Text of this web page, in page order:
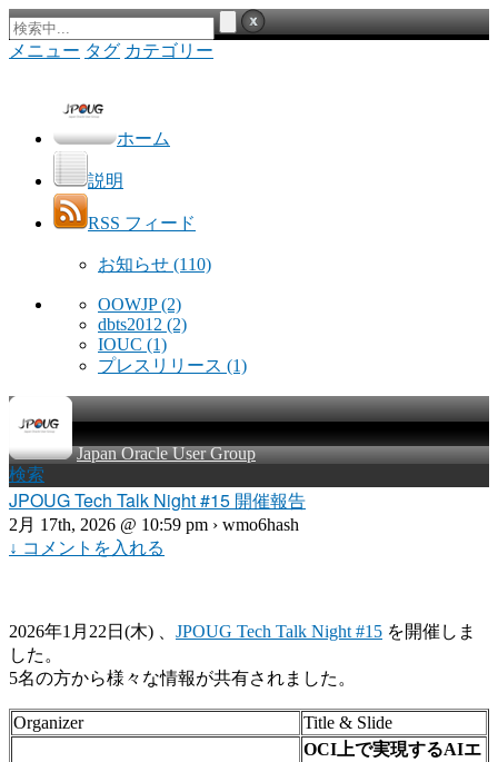
メニュー タグ カテゴリー
ホーム
説明
RSS フィード
お知らせ (110)
OOWJP(2)
dbts2012 (2)
IOUC (1)
プレスリリース (1)
Japan Oracle User Group
検索
JPOUG Tech Talk Night #15 開催報告
2月 17th, 2026 @ 10:59 pm › wmo6hash
↓ コメントを入れる
2026年1月22日(木) 、 JPOUG Tech Talk Night #15 を開催しま
した。
5名の方から様々な情報が共有されました。
Organizer Title & Slide
OCI上で実現するAIエ